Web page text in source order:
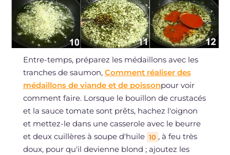
Entre-temps, préparez les médaillons avec les
tranches de saumon, Comment réaliser des
médaillons de viande et de poissonpour voir
comment faire. Lorsque le bouillon de crustacés
et la sauce tomate sont prêts, hachez l'oignon
et mettez-le dans une casserole avec le beurre
et deux cuillères à soupe d'huile 10 , à feu très
doux, pour qu'il devienne blond ; ajoutez les